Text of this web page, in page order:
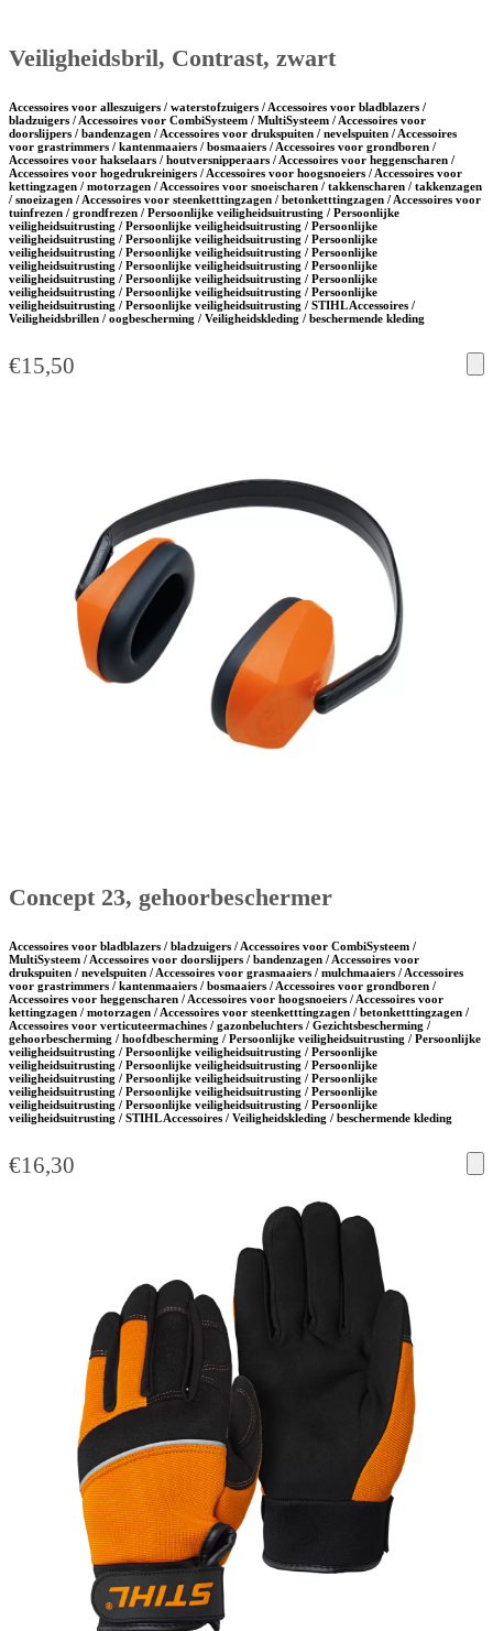
Veiligheidsbril, Contrast, zwart
Accessoires voor alleszuigers / waterstofzuigers / Accessoires voor bladblazers /
bladzuigers / Accessoires voor CombiSysteem / MultiSysteem / Accessoires voor
doorslijpers / bandenzagen / Accessoires voor drukspuiten / nevelspuiten / Accessoires
voor grastrimmers / kantenmaaiers / bosmaaiers / Accessoires voor grondboren /
Accessoires voor hakselaars / houtversnipperaars / Accessoires voor heggenscharen /
Accessoires voor hogedrukreinigers / Accessoires voor hoogsnoeiers / Accessoires voor
kettingzagen / motorzagen / Accessoires voor snoeischaren / takkenscharen / takkenzagen
/ snoeizagen / Accessoires voor steenketttingzagen / betonketttingzagen / Accessoires voor
tuinfrezen / grondfrezen / Persoonlijke veiligheidsuitrusting / Persoonlijke
veiligheidsuitrusting / Persoonlijke veiligheidsuitrusting / Persoonlijke
veiligheidsuitrusting / Persoonlijke veiligheidsuitrusting / Persoonlijke
veiligheidsuitrusting / Persoonlijke veiligheidsuitrusting / Persoonlijke
veiligheidsuitrusting / Persoonlijke veiligheidsuitrusting / Persoonlijke
veiligheidsuitrusting / Persoonlijke veiligheidsuitrusting / Persoonlijke
veiligheidsuitrusting / Persoonlijke veiligheidsuitrusting / Persoonlijke
veiligheidsuitrusting / Persoonlijke veiligheidsuitrusting / STIHL Accessoires /
Veiligheidsbrillen / oogbescherming / Veiligheidskleding / beschermende kleding
€15,50
Concept 23, gehoorbeschermer
Accessoires voor bladblazers / bladzuigers / Accessoires voor CombiSysteem /
MultiSysteem / Accessoires voor doorslijpers / bandenzagen / Accessoires voor
drukspuiten / nevelspuiten / Accessoires voor grasmaaiers / mulchmaaiers / Accessoires
voor grastrimmers / kantenmaaiers / bosmaaiers / Accessoires voor grondboren /
Accessoires voor heggenscharen / Accessoires voor hoogsnoeiers / Accessoires voor
kettingzagen / motorzagen / Accessoires voor steenketttingzagen / betonketttingzagen /
Accessoires voor verticuteermachines / gazonbeluchters / Gezichtsbescherming /
gehoorbescherming / hoofdbescherming / Persoonlijke veiligheidsuitrusting / Persoonlijke
veiligheidsuitrusting / Persoonlijke veiligheidsuitrusting / Persoonlijke
veiligheidsuitrusting / Persoonlijke veiligheidsuitrusting / Persoonlijke
veiligheidsuitrusting / Persoonlijke veiligheidsuitrusting / Persoonlijke
veiligheidsuitrusting / Persoonlijke veiligheidsuitrusting / Persoonlijke
veiligheidsuitrusting / Persoonlijke veiligheidsuitrusting / Persoonlijke
veiligheidsuitrusting / STIHL Accessoires / Veiligheidskleding / beschermende kleding
€16,30